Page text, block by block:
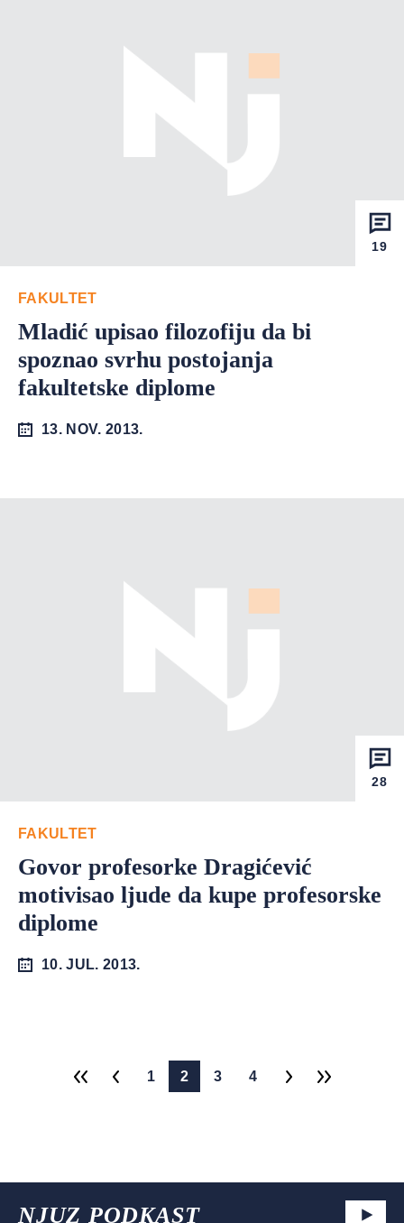
19
FAKULTET
Mladić upisao filozofiju da bi
spoznao svrhu postojanja
fakultetske diplome
13. NOV. 2013.
28
FAKULTET
Govor profesorke Dragićević
motivisao ljude da kupe profesorske
diplome
10. JUL. 2013.
1 2 3 4
NJUZ PODKAST